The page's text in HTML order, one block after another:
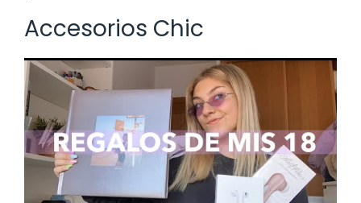
Accesorios Chic